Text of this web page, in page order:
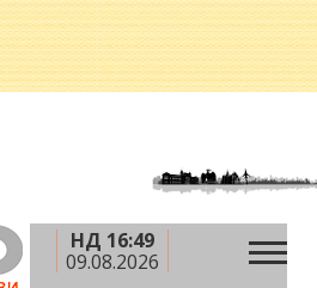
НД 16:49
09.08.2026
мера Полтави »
У Полтаві на
та агітацію